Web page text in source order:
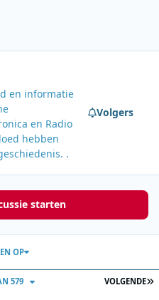
en informatie
en Radio
hebben
.
Volgers
starten
VOLGENDE
579
OP